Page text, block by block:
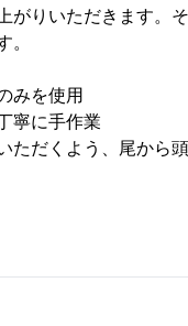
がりいただきます。
。
みを使用
寧に手作業
ただくよう、尾から